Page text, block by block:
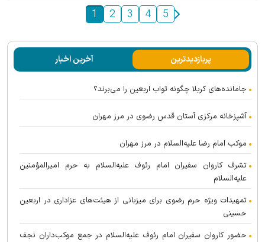
1 2 3 4 5
پربازدیدترین آخرین اخبار
جامانده‌های کربلا چگونه ثواب اربعین را می‌برند؟
آشپزخانه مرکزی آستان قدس رضوی در مرز مهران
موکب امام رضا علیه‌السلام در مرز مهران
تشرف کاروان سفیران امام رئوف علیه‌السلام به حرم امیرالمؤمنین
علیه‌السلام
تمهیدات ویژه حرم رضوی برای میزبانی از هیئت‌های عزاداری در اربعین
حسینی
حضور کاروان سفیران امام رئوف علیه‌السلام در جمع موکب‌داران نجف